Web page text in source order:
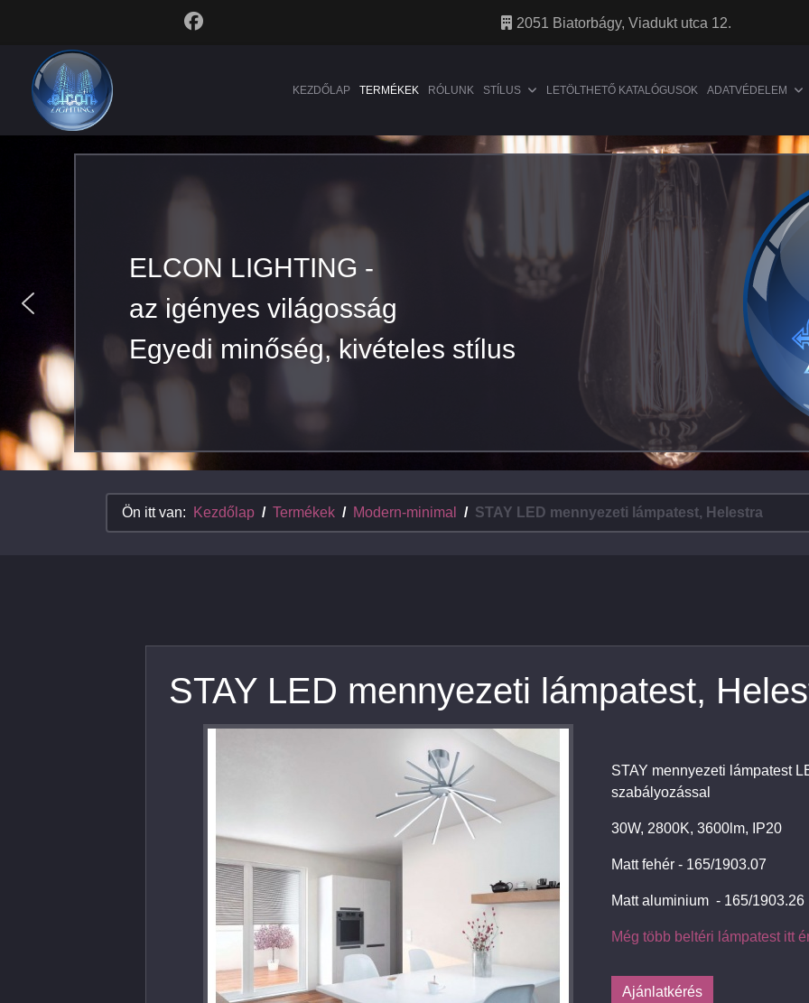
2051 Biatorbágy, Viadukt utca 12.
KEZDŐLAP TERMÉKEK RÓLUNK STÍLUS LETÖLTHETŐ KATALÓGUSOK ADATVÉDELEM
ELCON LIGHTING -
az igényes világosság
Egyedi minőség, kivételes stílus
Ön itt van: Kezdőlap Termékek Modern-minimal STAY LED mennyezeti lámpatest, Helestra
STAY LED mennyezeti lámpatest,
STAY mennyezeti lámpatest
szabályozással
30W, 2800K, 3600lm, IP20
Matt fehér - 165/1903.07
Matt aluminium - 165/1903.26
Még több beltéri lámpatest itt
Ajánlatkérés